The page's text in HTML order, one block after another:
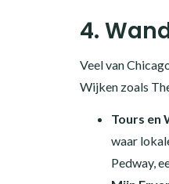
4.
Veel van
Wijken zoals
Tours en
waar
Pedway,